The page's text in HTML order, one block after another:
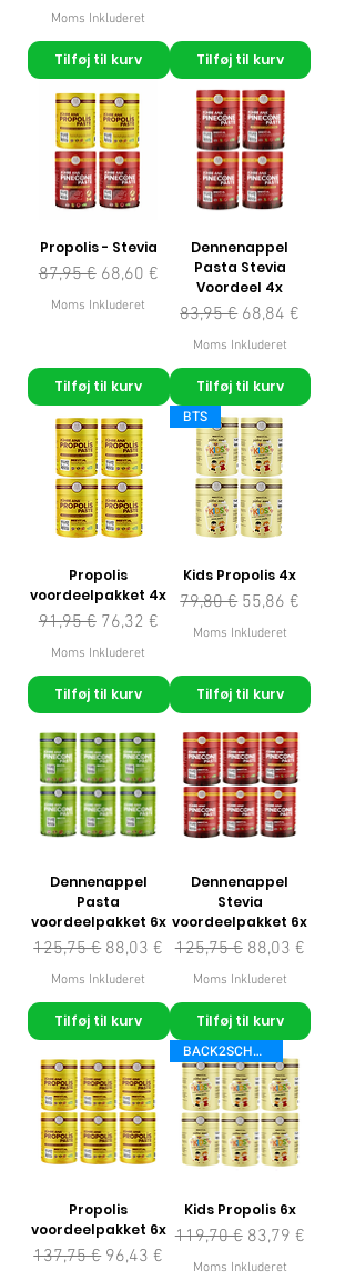
Moms Inkluderet
Tilføj til kurv Tilføj til kurv
Propolis - Stevia
Regulær pris
87,95 € Salgspris
68,60 €
Moms Inkluderet
Tilføj til kurv
Dennenappel
Pasta Stevia
Voordeel 4x
Regulær pris
83,95 € Salgspris
68,84 €
Moms Inkluderet
Tilføj til kurv
Propolis
voordeelpakket 4x
Regulær pris
91,95 € Salgspris
76,32 €
Moms Inkluderet
Tilføj til kurv
BTS
Kids Propolis 4x
Regulær pris
79,80 € Salgspris
55,86 €
Moms Inkluderet
Tilføj til kurv
Dennenappel
Pasta
voordeelpakket 6x
Regulær pris
125,75 € Salgspris
88,03 €
Moms Inkluderet
Tilføj til kurv
Dennenappel
Stevia
voordeelpakket 6x
Regulær pris
125,75 € Salgspris
88,03 €
Moms Inkluderet
Tilføj til kurv
Propolis
voordeelpakket 6x
Regulær pris
137,75 € Salgspris
96,43 €
BACK2SCHOOL
Kids Propolis 6x
Regulær pris
119,70 € Salgspris
83,79 €
Moms Inkluderet